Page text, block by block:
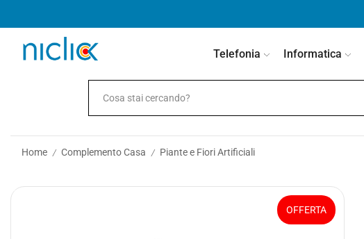
Telefonia Informatica
Home / Complemento Casa / Piante e Fiori Artificiali
OFFERTA